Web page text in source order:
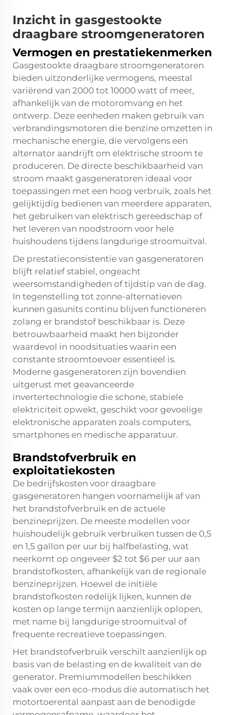
Inzicht in gasgestookte
draagbare stroomgeneratoren
Vermogen en prestatiekenmerken
Gasgestookte draagbare stroomgeneratoren
bieden uitzonderlijke vermogens, meestal
variërend van 2000 tot 10000 watt of meer,
afhankelijk van de motoromvang en het
ontwerp. Deze eenheden maken gebruik van
verbrandingsmotoren die benzine omzetten in
mechanische energie, die vervolgens een
alternator aandrijft om elektrische stroom te
produceren. De directe beschikbaarheid van
stroom maakt gasgeneratoren ideaal voor
toepassingen met een hoog verbruik, zoals het
gelijktijdig bedienen van meerdere apparaten,
het gebruiken van elektrisch gereedschap of
het leveren van noodstroom voor hele
huishoudens tijdens langdurige stroomuitval.
De prestatieconsistentie van gasgeneratoren
blijft relatief stabiel, ongeacht
weersomstandigheden of tijdstip van de dag.
In tegenstelling tot zonne-alternatieven
kunnen gasunits continu blijven functioneren
zolang er brandstof beschikbaar is. Deze
betrouwbaarheid maakt hen bijzonder
waardevol in noodsituaties waarin een
constante stroomtoevoer essentieel is.
Moderne gasgeneratoren zijn bovendien
uitgerust met geavanceerde
invertertechnologie die schone, stabiele
elektriciteit opwekt, geschikt voor gevoelige
elektronische apparaten zoals computers,
smartphones en medische apparatuur.
Brandstofverbruik en
exploitatiekosten
De bedrijfskosten voor draagbare
gasgeneratoren hangen voornamelijk af van
het brandstofverbruik en de actuele
benzineprijzen. De meeste modellen voor
huishoudelijk gebruik verbruiken tussen de 0,5
en 1,5 gallon per uur bij halfbelasting, wat
neerkomt op ongeveer $2 tot $6 per uur aan
brandstofkosten, afhankelijk van de regionale
benzineprijzen. Hoewel de initiële
brandstofkosten redelijk lijken, kunnen de
kosten op lange termijn aanzienlijk oplopen,
met name bij langdurige stroomuitval of
frequente recreatieve toepassingen.
Het brandstofverbruik verschilt aanzienlijk op
basis van de belasting en de kwaliteit van de
generator. Premiummodellen beschikken
vaak over een eco-modus die automatisch het
motortoerental aanpast aan de benodigde